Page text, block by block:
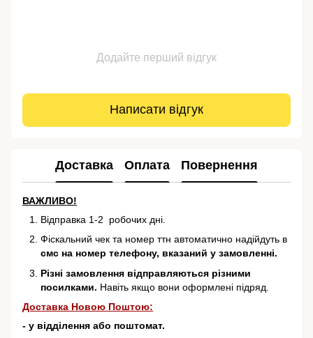
Додайте перший відгук
Написати відгук
Доставка Оплата Повернення
ВАЖЛИВО!
Відправка 1-2 робочих дні.
Фіскальний чек та номер ттн автоматично надійдуть в
смс на номер телефону, вказаний у замовленні.
Різні замовлення відправляються різними
посилками. Навіть якщо вони оформлені підряд.
Доставка Новою Поштою:
- у відділення або поштомат.